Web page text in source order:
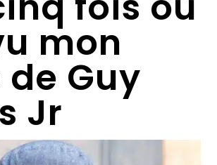
mon
Guy
Jr